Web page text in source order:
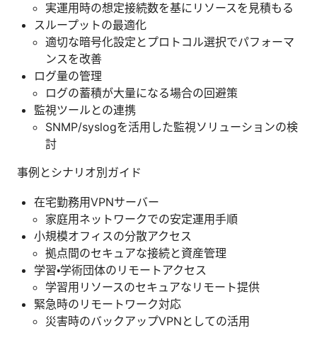
実運用時の想定接続数を基にリソースを見積もる
スループットの最適化
適切な暗号化設定とプロトコル選択でパフォーマ
ンスを改善
ログ量の管理
ログの蓄積が大量になる場合の回避策
監視ツールとの連携
SNMP/syslogを活用した監視ソリューションの検
討
事例とシナリオ別ガイド
在宅勤務用VPNサーバー
家庭用ネットワークでの安定運用手順
小規模オフィスの分散アクセス
拠点間のセキュアな接続と資産管理
学習・学術団体のリモートアクセス
学習用リソースのセキュアなリモート提供
緊急時のリモートワーク対応
災害時のバックアップVPNとしての活用